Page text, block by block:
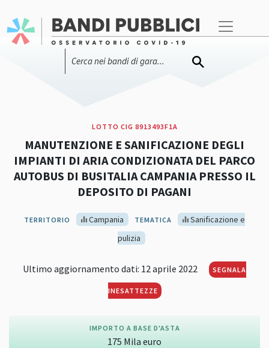
LOTTO CIG 8913493F1A
MANUTENZIONE E SANIFICAZIONE DEGLI
IMPIANTI DI ARIA CONDIZIONATA DEL PARCO
AUTOBUS DI BUSITALIA CAMPANIA PRESSO IL
DEPOSITO DI PAGANI
TERRITORIO Campania TEMATICA
Sanificazione e
pulizia
Ultimo aggiornamento dati: 12 aprile 2022 SEGNALA
INESATTEZZE
IMPORTO A BASE D'ASTA
175 Milaeuro